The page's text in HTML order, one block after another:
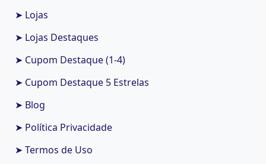
➤ Lojas
➤ Lojas Destaques
➤ Cupom Destaque (1-4)
➤ Cupom Destaque 5 Estrelas
➤ Blog
➤ Política Privacidade
➤ Termos de Uso